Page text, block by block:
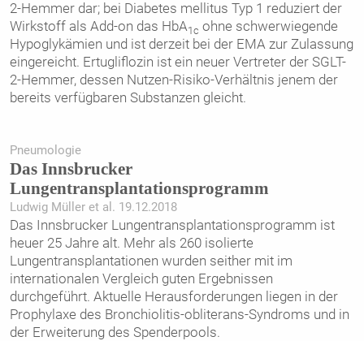
2-Hemmer dar; bei Diabetes mellitus Typ 1 reduziert der
Wirkstoff als Add-on das HbA1c ohne schwerwiegende
Hypoglykämien und ist derzeit bei der EMA zur Zulassung
eingereicht. Ertugliflozin ist ein neuer Vertreter der SGLT-
2-Hemmer, dessen Nutzen-Risiko-Verhältnis jenem der
bereits verfügbaren Substanzen gleicht.
Pneumologie
Das Innsbrucker
Lungentransplantationsprogramm
Ludwig Müller et al. 19.12.2018
Das Innsbrucker Lungentransplantationsprogramm ist
heuer 25 Jahre alt. Mehr als 260 isolierte
Lungentransplantationen wurden seither mit im
internationalen Vergleich guten Ergebnissen
durchgeführt. Aktuelle Herausforderungen liegen in der
Prophylaxe des Bronchiolitis-obliterans-Syndroms und in
der Erweiterung des Spenderpools.